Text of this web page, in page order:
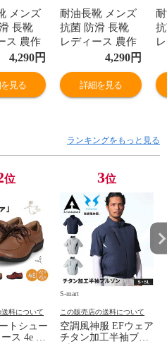
メンズ
長靴
ス 農作
靴 白
きやす
くい 白
キッチ
理 仕事
用 女性
ネイビ
4,290円
見る
耐油長靴 メンズ
抗菌 防滑 長靴
レディース 農作
業 衛生長靴 白
業務用 履きやす
い 滑りにくい 白
長靴 厨房 キッチ
飲食店 調理 仕事
作業 男性用 女性
ブラック ネイビ
ー 日本製
CSF300
4,290円
詳細を見る
ランキングをもっと見る
位
料について
トシュー
ス 4e 幅
3位
S-mart
この販売店の送料について
空調風神服 EFウェア
チタン加工半袖ブル